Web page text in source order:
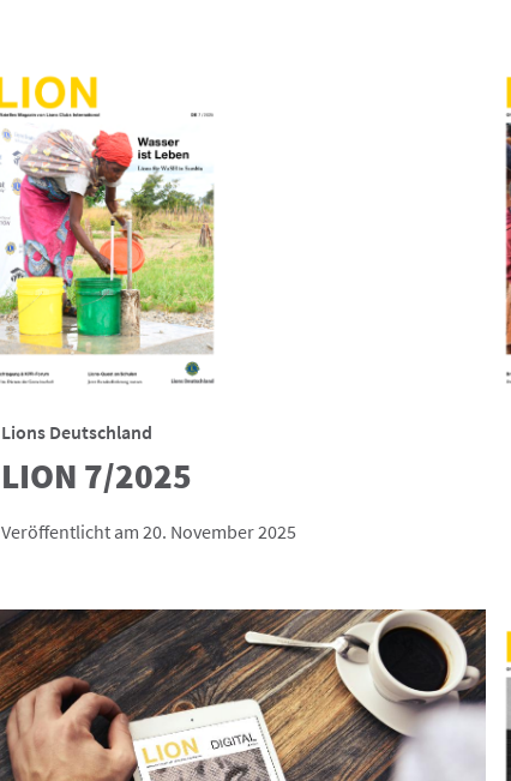
Lions Deutschland
LION 7/2025
Veröffentlicht am 20. November 2025